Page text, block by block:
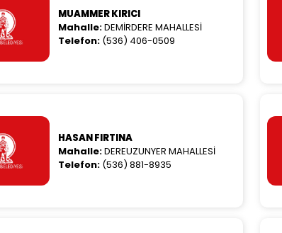
MUAMMER KIRICI
Mahalle:DEMİRDERE MAHALLESİ
Telefon: (536) 406-0509
HASAN FIRTINA
Mahalle:DEREUZUNYER MAHALLESİ
Telefon: (536) 881-8935